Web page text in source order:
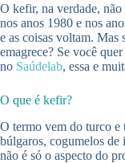
O kefir, na verdade,
nos anos 1980 e nos
e as coisas voltam.
emagrece? Se você
no Saúdelab, essa e
O que é kefir?
O termo vem do turco e
búlgaros, cogumelos
não é só o aspecto do